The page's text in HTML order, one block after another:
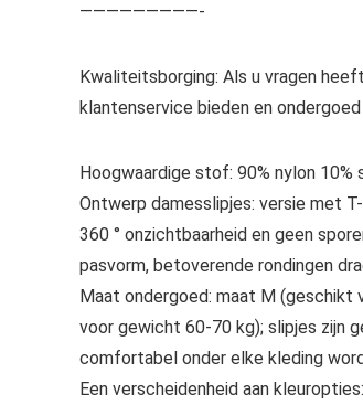
—————————-
Kwaliteitsborging: Als u vragen
klantenservice bieden en
Hoogwaardige stof: 90% nylon
Ontwerp damesslipjes: versie met
360 ° onzichtbaarheid en geen
pasvorm, betoverende rondingen
Maat ondergoed: maat M
voor gewicht 60-70 kg); slipjes zijn
comfortabel onder elke kleding
Een verscheidenheid aan